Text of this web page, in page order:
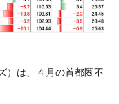
）は、４月の首都圏不